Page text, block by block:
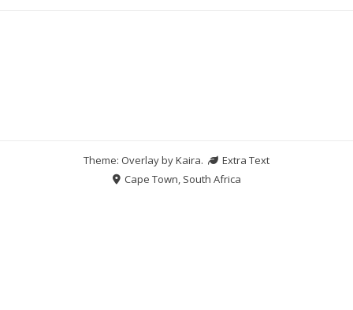
Theme: Overlay byKaira.
Extra Text
Cape Town, South Africa